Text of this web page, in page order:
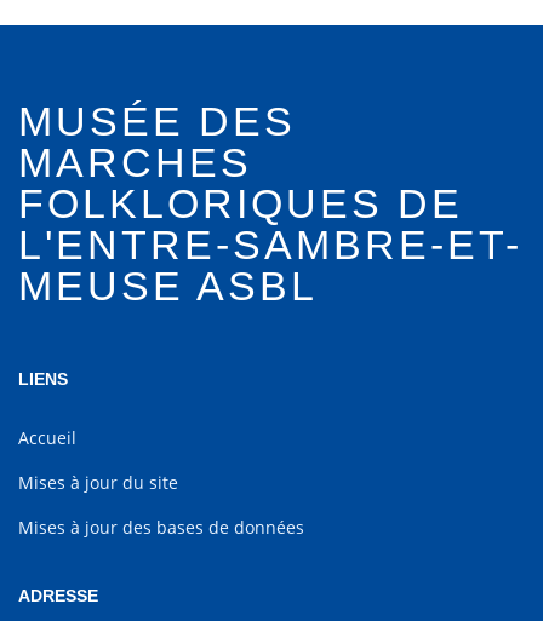
MUSÉE DES
MARCHES
FOLKLORIQUES DE
L'ENTRE-SAMBRE-ET-
MEUSE ASBL
LIENS
Accueil
Mises à jour du site
Mises à jour des bases de données
ADRESSE